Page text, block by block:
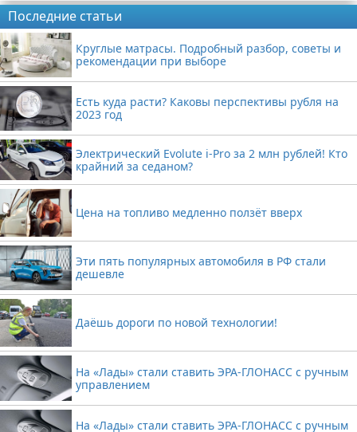
Последние статьи
Круглые матрасы. Подробный разбор, советы и
рекомендации при выборе
Есть куда расти? Каковы перспективы рубля на
2023 год
Электрический Evolute i-Pro за 2 млн рублей! Кто
крайний за седаном?
Цена на топливо медленно ползёт вверх
Эти пять популярных автомобиля в РФ стали
дешевле
Даёшь дороги по новой технологии!
На «Лады» стали ставить ЭРА-ГЛОНАСС с ручным
управлением
На «Лады» стали ставить ЭРА-ГЛОНАСС с ручным